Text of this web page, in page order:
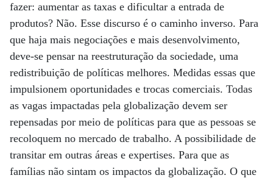
fazer: aumentar as taxas e dificultar a entrada de
produtos? Não. Esse discurso é o caminho inverso. Para
que haja mais negociações e mais desenvolvimento,
deve-se pensar na reestruturação da sociedade, uma
redistribuição de políticas melhores. Medidas essas que
impulsionem oportunidades e trocas comerciais. Todas
as vagas impactadas pela globalização devem ser
repensadas por meio de políticas para que as pessoas se
recoloquem no mercado de trabalho. A possibilidade de
transitar em outras áreas e expertises. Para que as
famílias não sintam os impactos da globalização. O que